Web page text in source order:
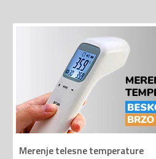
Merenje telesne temperature